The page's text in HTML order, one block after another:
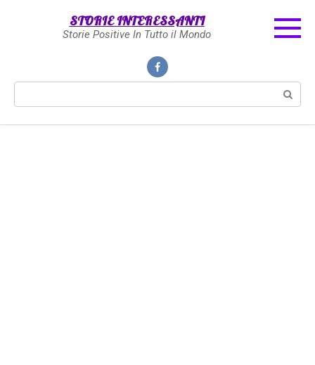
STORIE INTERESSANTI
Storie Positive In Tutto il Mondo